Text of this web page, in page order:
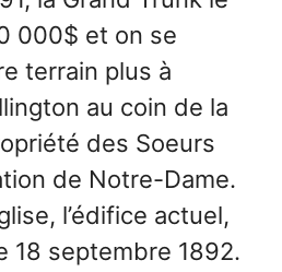
000$ et on se
terrain plus à
au coin de la
des Soeurs
de Notre-Dame.
l’édifice actuel,
18 septembre 1892.